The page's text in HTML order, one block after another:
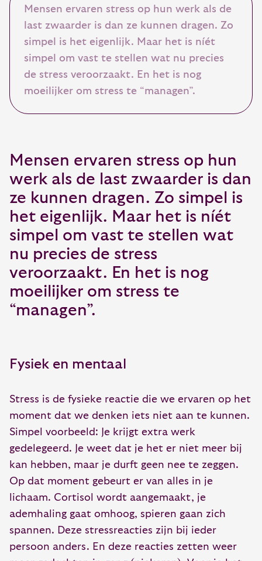
Mensen ervaren stress op hun werk als de
last zwaarder is dan ze kunnen dragen. Zo
simpel is het eigenlijk. Maar het is níét
simpel om vast te stellen wat nu precies
de stress veroorzaakt. En het is nog
moeilijker om stress te “managen”.
Mensen ervaren stress op hun
werk als de last zwaarder is dan
ze kunnen dragen. Zo simpel is
het eigenlijk. Maar het is níét
simpel om vast te stellen wat
nu precies de stress
veroorzaakt. En het is nog
moeilijker om stress te
“managen”.
Fysiek en mentaal
Stress is de fysieke reactie die we ervaren op het
moment dat we denken iets niet aan te kunnen.
Simpel voorbeeld: Je krijgt extra werk
gedelegeerd. Je weet dat je het er niet meer bij
kan hebben, maar je durft geen nee te zeggen.
Op dat moment gebeurt er van alles in je
lichaam. Cortisol wordt aangemaakt, je
ademhaling gaat omhoog, spieren gaan zich
spannen. Deze stressreacties zijn bij ieder
persoon anders. En deze reacties zetten weer